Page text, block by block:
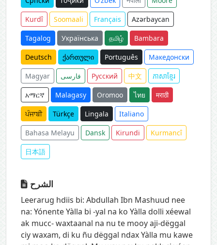
Kurdî Soomaali Français Azərbaycan
Tagalog Українська தமிழ் Bambara
Deutsch ქართული Português Македонски
Magyar فارسی Русский 中文 ភាសាខ្មែរ
አማርኛ Malagasy Oromoo ไทย मराठी
ਪੰਜਾਬੀ Türkçe Lingala Italiano
Bahasa Melayu Dansk Kirundi Kurmancî
日本語
الشرح
Leerarug hdiis bi: Abdullah Ibn Mashuud nee
na: Yónente Yàlla bi -yal na ko Yàlla dolli xéewal
ak mucc- waxtaanal na nu te mooy aji-dëggal
ciy waxam, di ku ñu dëggal ndax Yàlla mu kawe